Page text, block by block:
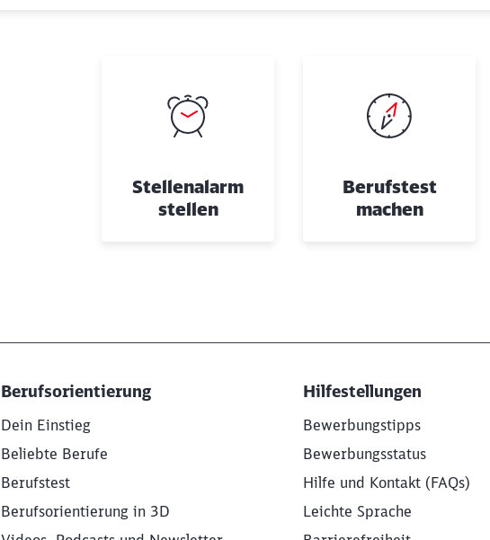
Stellenalarm
stellen
Berufstest
machen
Berufsorientierung
Dein Einstieg
Beliebte Berufe
Berufstest
Berufsorientierung in 3D
Hilfestellungen
Bewerbungstipps
Bewerbungsstatus
Hilfe und Kontakt (FAQs)
Leichte Sprache